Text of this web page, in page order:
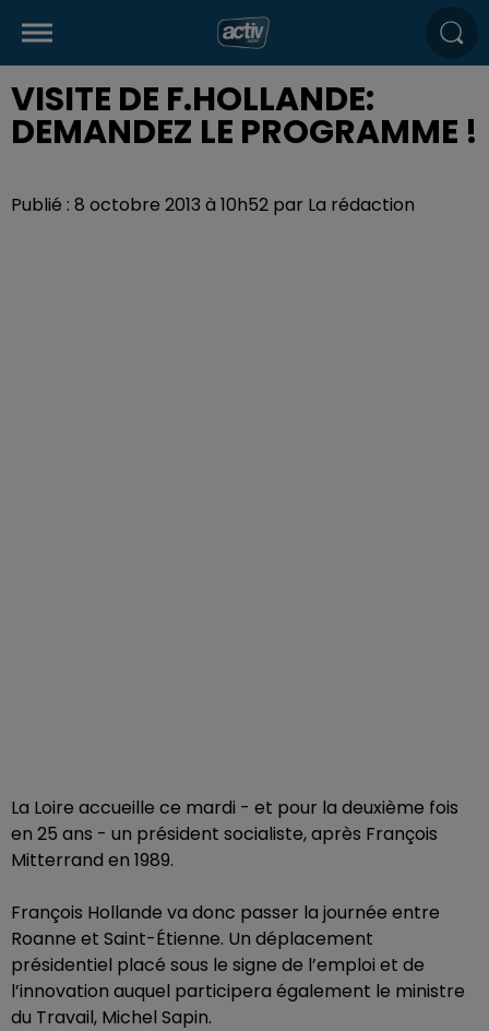
VISITE DE F.HOLLANDE:
DEMANDEZ LE PROGRAMME !
Publié : 8 octobre 2013 à 10h52 par La rédaction
La Loire accueille ce mardi - et pour la deuxième fois
en 25 ans - un président socialiste, après François
Mitterrand en 1989.
François Hollande va donc passer la journée entre
Roanne et Saint-Étienne. Un déplacement
présidentiel placé sous le signe de l’emploi et de
l’innovation auquel participera également le ministre
du Travail, Michel Sapin.